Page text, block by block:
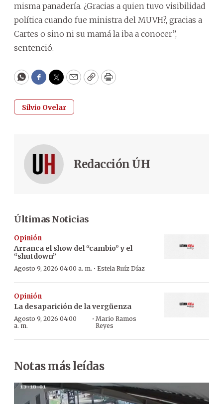
misma panadería. ¿Gracias a quien tuvo visibilidad
política cuando fue ministra del MUVH?, gracias a
Cartes o sino ni su mamá la iba a conocer”,
sentenció.
WhatsApp
Facebook
Twitter
EmailCopyPrint
Silvio Ovelar
Redacción ÚH
Últimas Noticias
Opinión
Arranca el show del “cambio” y el
“shutdown”
Agosto 9, 2026 04:00 a. m. · Estela Ruíz Díaz
Opinión
La desaparición de la vergüenza
Agosto 9, 2026 04:00
a. m.
· Mario Ramos
Reyes
Notas más leídas